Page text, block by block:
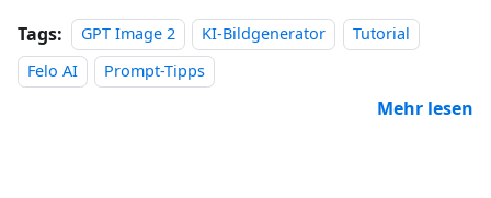
Tags: GPT Image 2 KI-Bildgenerator
Tutorial
Felo AI
Prompt-Tipps
Mehr lesen